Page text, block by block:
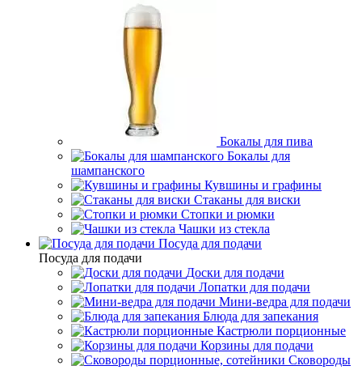
Бокалы для пива
Бокалы для
шампанского
Кувшины и графины
Стаканы для виски
Стопки и рюмки
Чашки из стекла
Посуда для подачи
Посуда для подачи
Доски для подачи
Лопатки для подачи
Мини-ведра для подачи
Блюда для запекания
Кастрюли порционные
Корзины для подачи
Сковороды